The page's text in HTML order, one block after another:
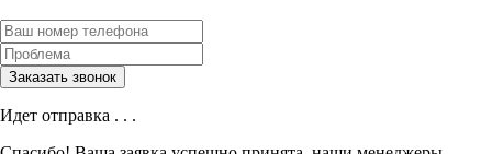
Идет отправка . . .